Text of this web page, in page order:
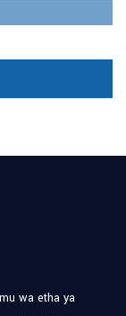
wa etha ya